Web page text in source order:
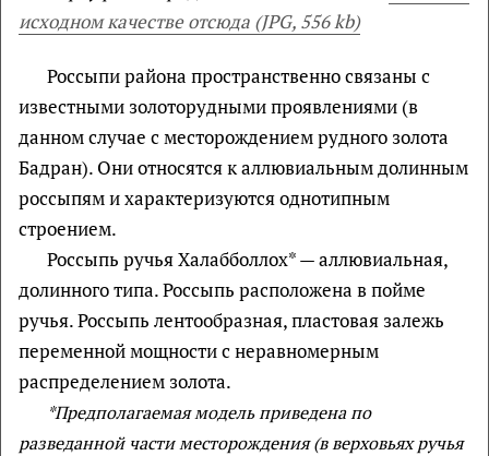
исходном качестве отсюда (JPG, 556 kb)
Россыпи района пространственно связаны с
известными золоторудными проявлениями (в
данном случае с месторождением рудного золота
Бадран). Они относятся к аллювиальным долинным
россыпям и характеризуются однотипным
строением.
Россыпь ручья Халабболлох* — аллювиальная,
долинного типа. Россыпь расположена в пойме
ручья. Россыпь лентообразная, пластовая залежь
переменной мощности с неравномерным
распределением золота.
*Предполагаемая модель приведена по
разведанной части месторождения (в верховьях ручья